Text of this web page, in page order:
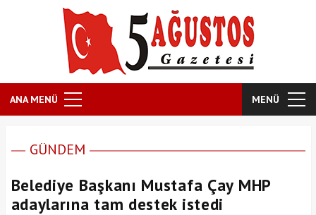
ANA MENÜ MENÜ
GÜNDEM
Belediye Başkanı Mustafa Çay MHP
adaylarına tam destek istedi